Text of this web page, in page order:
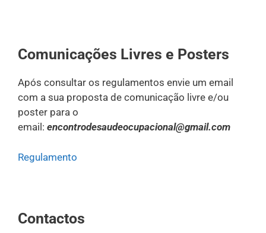
Comunicações Livres e Posters
Após consultar os regulamentos envie um email
com a sua proposta de comunicação livre e/ou
poster para o
email: encontrodesaudeocupacional@gmail.com
Regulamento
Contactos